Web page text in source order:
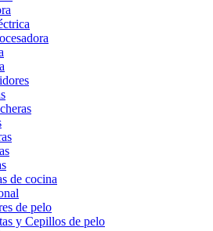
de cocina
de pelo
y Cepillos de pelo